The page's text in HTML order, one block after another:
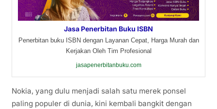
Jasa Penerbitan Buku ISBN
Penerbitan buku ISBN dengan Layanan Cepat, Harga Murah dan
Kerjakan Oleh Tim Profesional
jasapenerbitanbuku.com
Nokia, yang dulu menjadi salah satu merek ponsel
paling populer di dunia, kini kembali bangkit dengan